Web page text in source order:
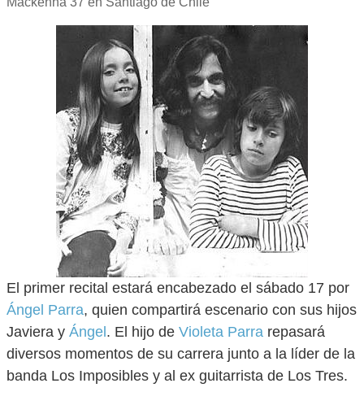
El primer recital estará encabezado el sábado 17 por
Ángel Parra, quien compartirá escenario con sus hijos
Javiera y Ángel . El hijo de Violeta Parra repasará
diversos momentos de su carrera junto a la líder de la
banda Los Imposibles y al ex guitarrista de Los Tres.